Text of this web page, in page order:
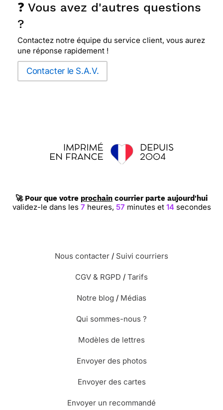
❓ Vous avez d'autres questions
?
Contactez notre équipe du service client, vous aurez
une réponse rapidement !
Contacter le S.A.V.
🚀 Pour que votre prochain courrier parte aujourd'hui
validez-le dans les 7 heures, 57 minutes et 13secondes
Nous contacter / Suivi courriers
CGV & RGPD / Tarifs
Notre blog / Médias
Qui sommes-nous ?
Modèles de lettres
Envoyer des photos
Envoyer des cartes
Envoyer un recommandé